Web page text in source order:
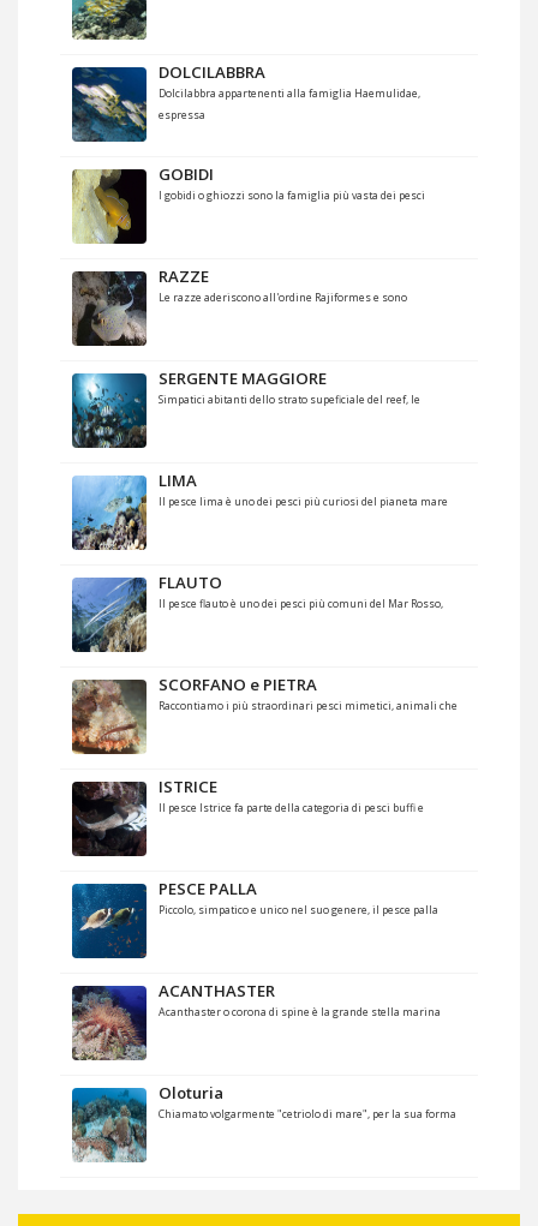
DOLCILABBRA
Dolcilabbra appartenenti alla famiglia Haemulidae,
espressa
GOBIDI
I gobidi o ghiozzi sono la famiglia più vasta dei pesci
RAZZE
Le razze aderiscono all'ordine Rajiformes e sono
SERGENTE MAGGIORE
Simpatici abitanti dello strato supeficiale del reef, le
LIMA
Il pesce lima è uno dei pesci più curiosi del pianeta mare
FLAUTO
Il pesce flauto è uno dei pesci più comuni del Mar Rosso,
SCORFANO e PIETRA
Raccontiamo i più straordinari pesci mimetici, animali che
ISTRICE
Il pesce Istrice fa parte della categoria di pesci buffi e
PESCE PALLA
Piccolo, simpatico e unico nel suo genere, il pesce palla
ACANTHASTER
Acanthaster o corona di spine è la grande stella marina
Oloturia
Chiamato volgarmente "cetriolo di mare", per la sua forma